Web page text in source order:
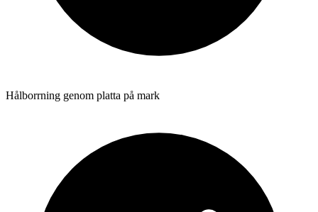
Hålborrning genom platta på mark